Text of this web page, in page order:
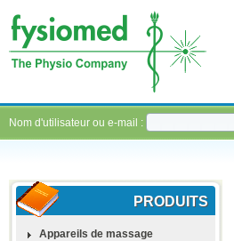
Nom d'utilisateur ou e-mail :
PRODUITS
Appareils de massage